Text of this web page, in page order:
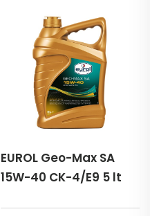
EUROL Geo-Max SA
15W-40 CK-4/E9 5 lt